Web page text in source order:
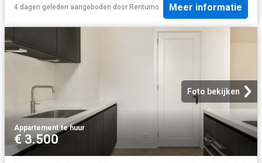
4 dagen geleden aangeboden door Rentumo Meer informatie
Foto bekijken
Appartement·te huur
€ 3.500